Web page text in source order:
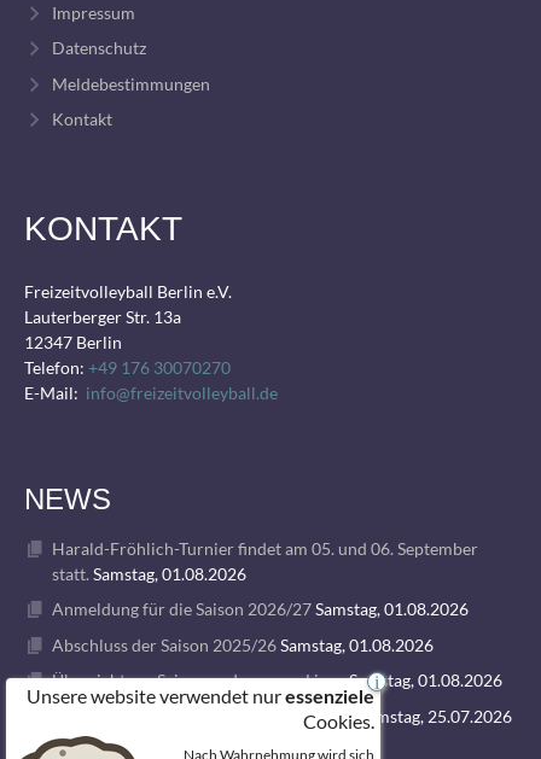
Impressum
Datenschutz
Meldebestimmungen
Kontakt
KONTAKT
Freizeitvolleyball Berlin e.V.
Lauterberger Str. 13a
12347 Berlin
Telefon: +49 176 30070270
E-Mail: info@freizeitvolleyball.de
NEWS
Harald-Fröhlich-Turnier findet am 05. und 06. September
statt. Samstag, 01.08.2026
Anmeldung für die Saison 2026/27Samstag, 01.08.2026
Abschluss der Saison 2025/26Samstag, 01.08.2026
Übersicht zur Saison und unseren LigenSamstag, 01.08.2026
1. VOLLEY GODS SUMMER CAMP 2026Samstag, 25.07.2026
Unsere website verwendet nuressenziele
Cookies.
Nach Wahrnehmung wird sich
i